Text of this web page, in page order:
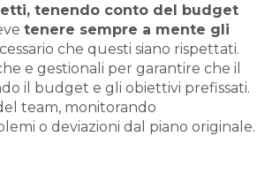
tenendo conto del budget
tenere sempre a mente gli
che questi siano rispettati.
e gestionali per garantire che il
il budget e gli obiettivi prefissati.
team, monitorando
o deviazioni dal piano originale.